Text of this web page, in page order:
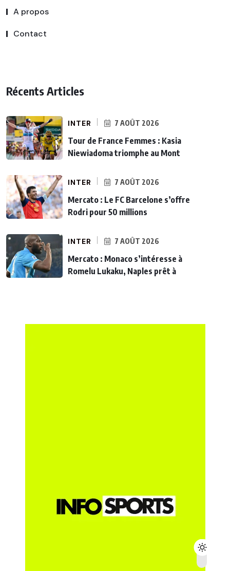
A propos
Contact
Récents Articles
INTER 7 AOÛT 2026
Tour de France Femmes : Kasia
Niewiadoma triomphe au Mont
INTER 7 AOÛT 2026
Mercato : Le FC Barcelone s’offre
Rodri pour 50 millions
INTER 7 AOÛT 2026
Mercato : Monaco s’intéresse à
Romelu Lukaku, Naples prêt à